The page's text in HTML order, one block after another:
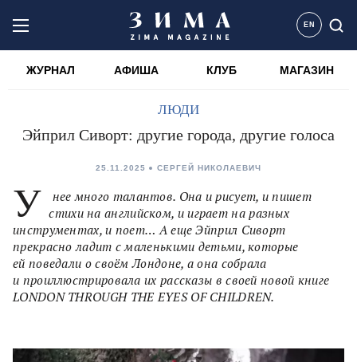
EN
ЖУРНАЛ АФИША КЛУБ МАГАЗИН
ЛЮДИ
Эйприл Сиворт: другие города, другие голоса
25.11.2025 СЕРГЕЙ НИКОЛАЕВИЧ
У
нее много талантов. Она и рисует, и пишет
стихи на английском, и играет на разных
инструментах, и поет… А еще Эйприл Сиворт
прекрасно ладит с маленькими детьми, которые
ей поведали о своём Лондоне, а она собрала
и проиллюстрировала их рассказы в своей новой книге
LONDON THROUGH THE EYES OF CHILDREN.